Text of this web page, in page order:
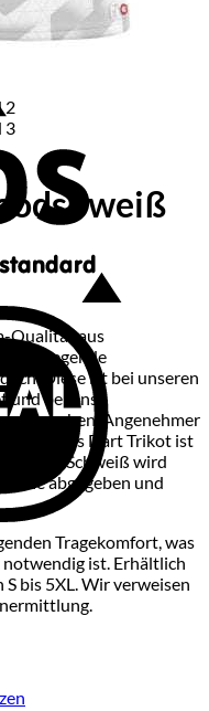
weiß
Qualität aus
Diese ist bei unseren
und bei uns
versehen. Angenehmer
Das Dart Trikot ist
Der Schweiß wird
abgegeben und
Tragekomfort, was
ist. Erhältlich
bis 5XL. Wir verweisen